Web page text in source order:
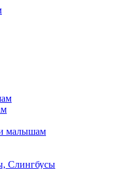
малышам
Слингбусы